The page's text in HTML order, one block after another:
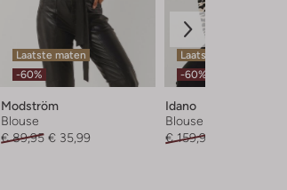
Laatste maten
-60%
Modström
Blouse
€ 89,95 € 35,99
Laatste items
-60%
Idano
Blouse
€ 159,95